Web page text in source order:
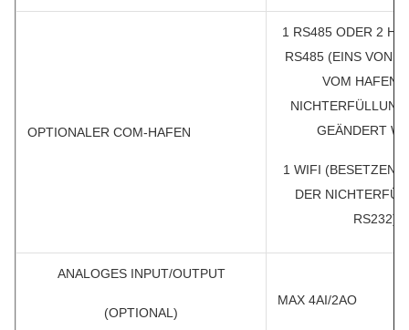
OPTIONALER COM-HAFEN
1 RS485 ODER 2
RS485 (EINS VON,
VOM HAFEN
GEÄNDERT
1 WIFI (BESETZEN
DER
RS232)
ANALOGES INPUT/OUTPUT
(OPTIONAL)
MAX 4AI/2AO